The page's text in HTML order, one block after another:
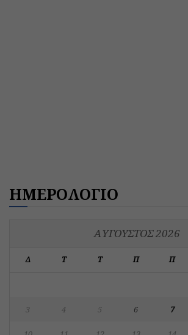
ΗΜΕΡΟΛΟΓΙΟ
ΑΎΓΟΥΣΤΟΣ 2026
Δ Τ Τ Π Π
3 4 5 6 7